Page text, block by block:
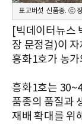
표고버섯 신품종. ⓒ
[빅데이터뉴스
장 문정걸)이
흥화1호가 농
흥화1호는
품종의 품질과
재배 확대를 위